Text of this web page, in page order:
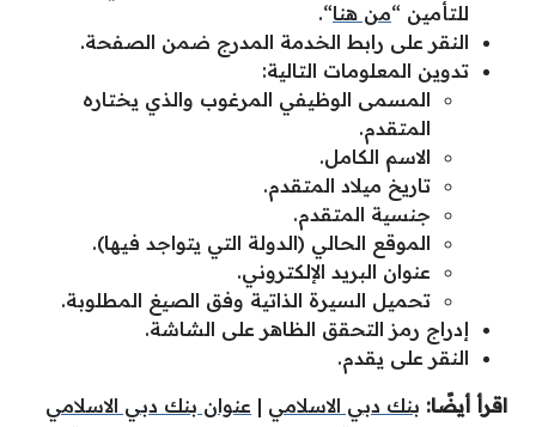
للتأمين “من هنا“.
النقر على رابط الخدمة المدرج ضمن الصفحة.
تدوين المعلومات التالية:
المسمى الوظيفي المرغوب والذي يختاره
المتقدم.
الاسم الكامل.
تاريخ ميلاد المتقدم.
جنسية المتقدم.
الموقع الحالي (الدولة التي يتواجد فيها).
عنوان البريد الإلكتروني.
تحميل السيرة الذاتية وفق الصيغ المطلوبة.
إدراج رمز التحقق الظاهر على الشاشة.
النقر على يقدم.
اقرأ أيضًا: بنك دبي الاسلامي | عنوان بنك دبي الاسلامي